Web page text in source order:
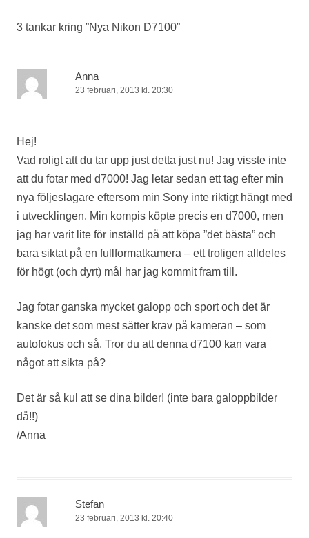
3 tankar kring ”Nya Nikon D7100”
Anna
23 februari, 2013 kl. 20:30
Hej!
Vad roligt att du tar upp just detta just nu! Jag visste inte
att du fotar med d7000! Jag letar sedan ett tag efter min
nya följeslagare eftersom min Sony inte riktigt hängt med
i utvecklingen. Min kompis köpte precis en d7000, men
jag har varit lite för inställd på att köpa ”det bästa” och
bara siktat på en fullformatkamera – ett troligen alldeles
för högt (och dyrt) mål har jag kommit fram till.
Jag fotar ganska mycket galopp och sport och det är
kanske det som mest sätter krav på kameran – som
autofokus och så. Tror du att denna d7100 kan vara
något att sikta på?
Det är så kul att se dina bilder! (inte bara galoppbilder
då!!)
/Anna
Stefan
23 februari, 2013 kl. 20:40